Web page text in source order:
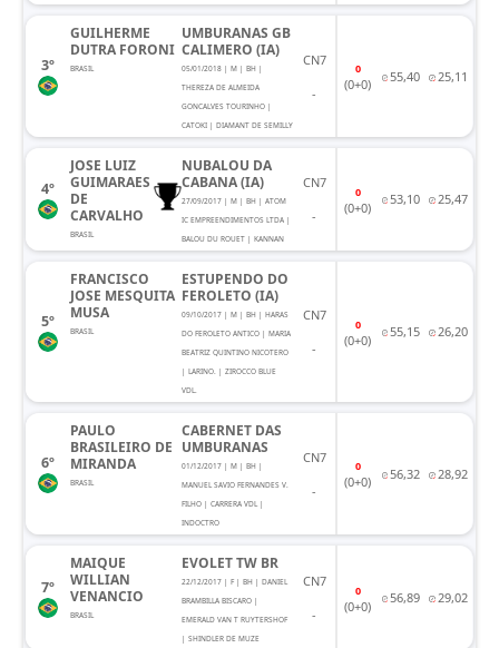
3º
GUILHERME
DUTRA FORONI
BRASIL
UMBURANAS GB
CALIMERO (IA)
05/01/2018 | M | BH |
THEREZA DE ALMEIDA
GONCALVES TOURINHO |
CATOKI | DIAMANT DE SEMILLY
CN7
-
0
(0+0) 55,40 25,11
4º
JOSE LUIZ
GUIMARAES
DE
CARVALHO
BRASIL
NUBALOU DA
CABANA (IA)
27/09/2017 | M | BH | ATOM
IC EMPREENDIMENTOS LTDA |
BALOU DU ROUET | KANNAN
CN7
-
0
(0+0)
53,10 25,47
5º
FRANCISCO
JOSE MESQUITA
MUSA
BRASIL
ESTUPENDO DO
FEROLETO (IA)
09/10/2017 | M | BH | HARAS
DO FEROLETO ANTICO | MARIA
BEATRIZ QUINTINO NICOTERO
| LARINO. | ZIROCCO BLUE
VDL.
CN7
-
0
(0+0)
55,15 26,20
6º
PAULO
BRASILEIRO DE
MIRANDA
BRASIL
CABERNET DAS
UMBURANAS
01/12/2017 | M | BH |
MANUEL SAVIO FERNANDES V.
FILHO | CARRERA VDL |
INDOCTRO
CN7
-
0
(0+0) 56,32 28,92
7º
MAIQUE
WILLIAN
VENANCIO
BRASIL
EVOLET TW BR
22/12/2017 | F | BH | DANIEL
BRAMBILLA BISCARO |
EMERALD VAN T RUYTERSHOF
| SHINDLER DE MUZE
CN7
-
0
(0+0)
56,89 29,02